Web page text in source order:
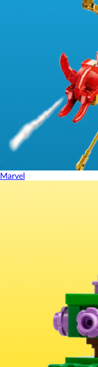
Marvel